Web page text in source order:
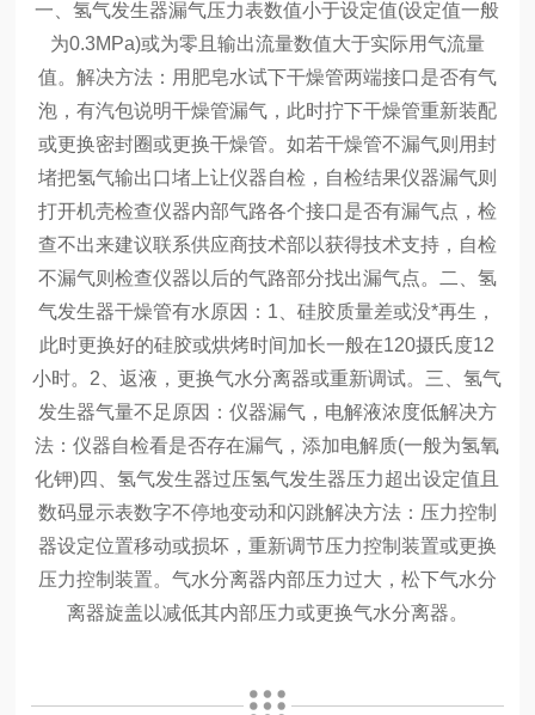
一、氢气发生器漏气压力表数值小于设定值(设定值一般
为0.3MPa)或为零且输出流量数值大于实际用气流量
值。 解决方法：用肥皂水试下干燥管两端接口是否有气
泡，有汽包说明干燥管漏气，此时拧下干燥管重新装配
或更换密封圈或更换干燥管。如若干燥管不漏气则用封
堵把氢气输出口堵上让仪器自检，自检结果仪器漏气则
打开机壳检查仪器内部气路各个接口是否有漏气点，检
查不出来建议联系供应商技术部以获得技术支持，自检
不漏气则检查仪器以后的气路部分找出漏气点。
二、氢
气发生器干燥管有水原因：1、硅胶质量差或没*再生，
此时更换好的硅胶或烘烤时间加长一般在120摄氏度12
小时。 2、返液，更换气水分离器或重新调试。 三、氢气
发生器气量不足 原因：仪器漏气，电解液浓度低解决方
法：仪器自检看是否存在漏气，添加电解质(一般为氢氧
化钾)四、氢气发生器过压氢气发生器压力超出设定值且
数码显示表数字不停地变动和闪跳解决方法：压力控制
器设定位置移动或损坏，重新调节压力控制装置或更换
压力控制装置。气水分离器内部压力过大，松下气水分
离器旋盖以减低其内部压力或更换气水分离器。